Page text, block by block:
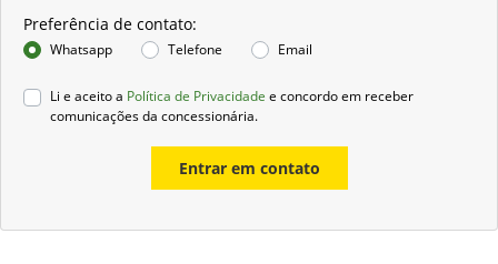
Preferência de contato:
Whatsapp Telefone Email
Li e aceito a Política de Privacidade e concordo em receber
comunicações da concessionária.
Entrar em contato